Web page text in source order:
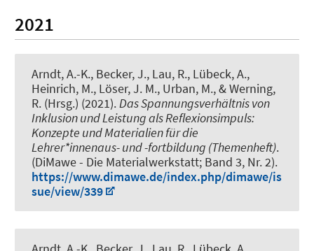
2021
Arndt, A.-K., Becker, J., Lau, R., Lübeck, A.,
Heinrich, M., Löser, J. M., Urban, M., & Werning,
R. (Hrsg.) (2021).Das Spannungsverhältnis von
Inklusion und Leistung als Reflexionsimpuls:
Konzepte und Materialien für die
Lehrer*innenaus- und -fortbildung (Themenheft).
(DiMawe - Die Materialwerkstatt; Band 3, Nr. 2).
https://www.dimawe.de/index.php/dimawe/is
sue/view/339